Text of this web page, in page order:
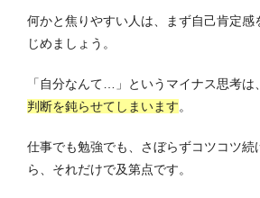
何かと焦りやすい人は、まず自己肯定感
じめましょう。
「自分なんて…」というマイナス思考は、
判断を鈍らせてしまいます。
仕事でも勉強でも、さぼらずコツコツ続
ら、それだけで及第点です。